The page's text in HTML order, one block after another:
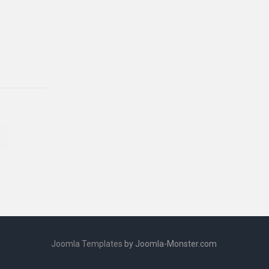
Joomla Templates by Joomla-Monster.com